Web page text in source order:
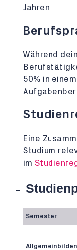
Jahren
Während
50% in
Eine
Studium
im
Semester